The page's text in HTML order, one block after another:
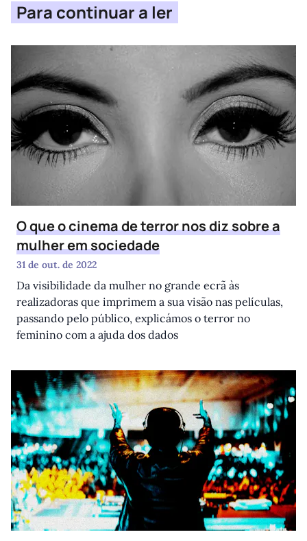
Para continuar a ler
O que o cinema de terror nos diz sobre a
mulher em sociedade
31 de out. de 2022
Da visibilidade da mulher no grande ecrã às
realizadoras que imprimem a sua visão nas películas,
passando pelo público, explicámos o terror no
feminino com a ajuda dos dados